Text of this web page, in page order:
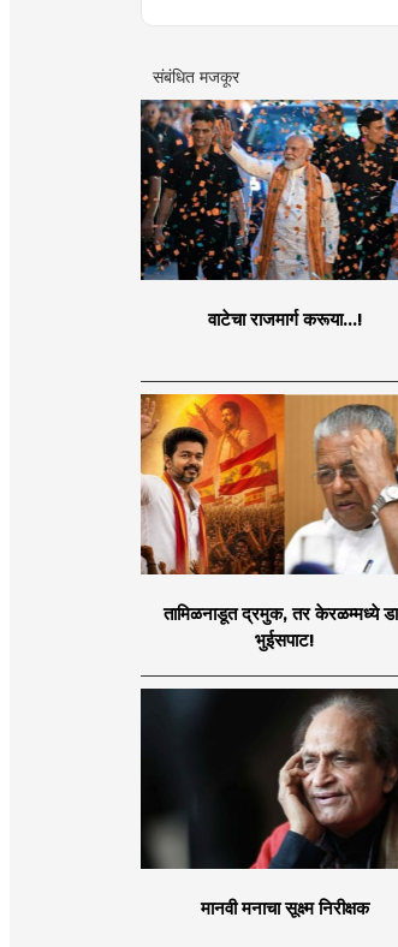
संबंधित मजकूर
वाटेचा राजमार्ग करूया...!
तामिळनाडूत द्रमुक, तर केरळम्मध्ये
भुईसपाट!
मानवी मनाचा सूक्ष्म निरीक्षक